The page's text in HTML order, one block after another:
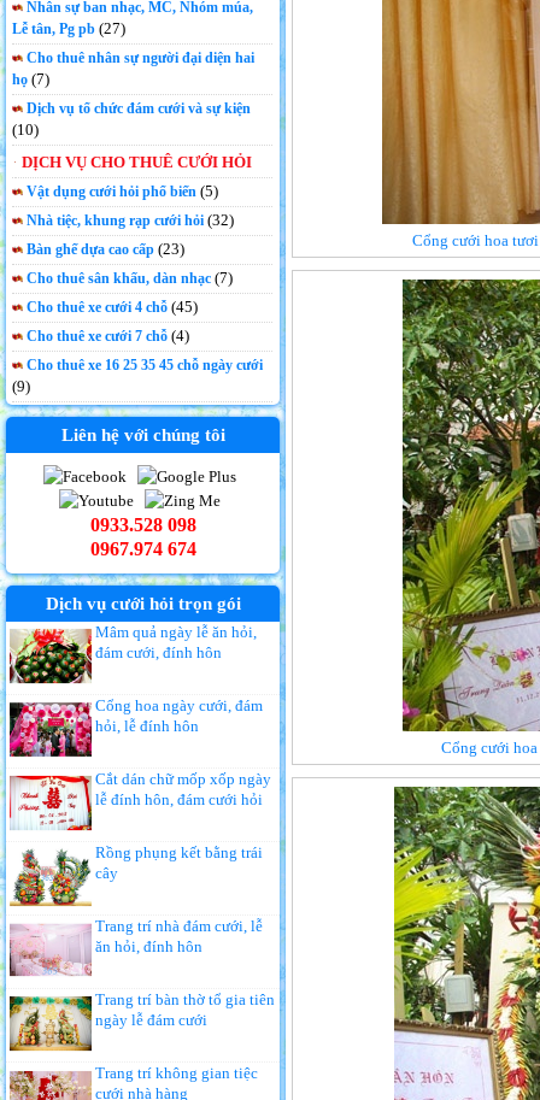
Nhân sự ban nhạc, MC, Nhóm múa,
Lễ tân, Pg pb (27)
Cho thuê nhân sự người đại diện hai
họ (7)
Dịch vụ tổ chức đám cưới và sự kiện
(10)
DỊCH VỤ CHO THUÊ CƯỚI HỎI
Vật dụng cưới hỏi phổ biến (5)
Nhà tiệc, khung rạp cưới hỏi (32)
Bàn ghế dựa cao cấp (23)
Cho thuê sân khấu, dàn nhạc (7)
Cho thuê xe cưới 4 chỗ (45)
Cho thuê xe cưới 7 chỗ (4)
Cho thuê xe 16 25 35 45 chỗ ngày cưới
(9)
Liên hệ với chúng tôi
0933.528 098
0967.974 674
Dịch vụ cưới hỏi trọn gói
Mâm quả ngày lễ ăn hỏi,
đám cưới, đính hôn
Cổng hoa ngày cưới, đám
hỏi, lễ đính hôn
Cắt dán chữ mốp xốp ngày
lễ đính hôn, đám cưới hỏi
Rồng phụng kết bằng trái
cây
Trang trí nhà đám cưới, lễ
ăn hỏi, đính hôn
Trang trí bàn thờ tổ gia tiên
ngày lễ đám cưới
Trang trí không gian tiệc
cưới nhà hàng
Cổng cưới hoa
Cổng cưới